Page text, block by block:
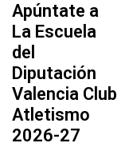
Apúntate a
La Escuela
del
Diputación
Valencia Club
Atletismo
2026-27